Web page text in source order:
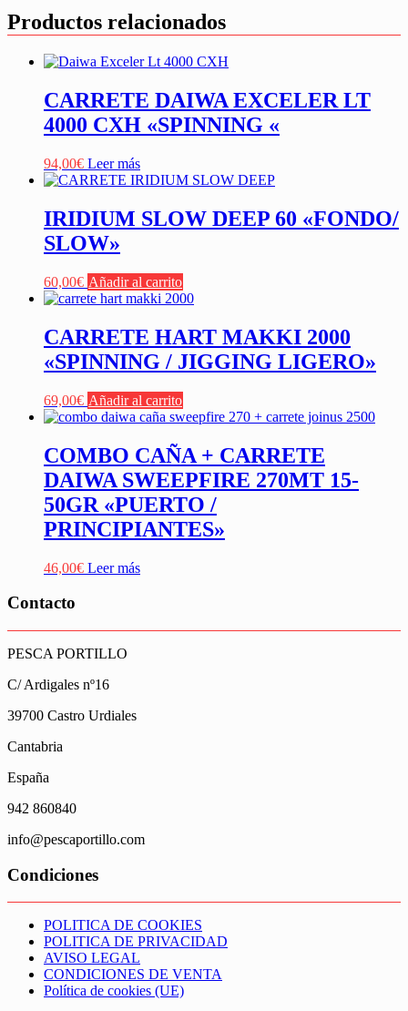
Productos relacionados
CARRETE DAIWA EXCELER LT
4000 CXH «SPINNING «
94,00€ Leer más
IRIDIUM SLOW DEEP 60 «FONDO/
SLOW»
60,00€ Añadir al carrito
CARRETE HART MAKKI 2000
«SPINNING / JIGGING LIGERO»
69,00€ Añadir al carrito
COMBO CAÑA + CARRETE
DAIWA SWEEPFIRE 270MT 15-
50GR «PUERTO /
PRINCIPIANTES»
46,00€ Leer más
Contacto
PESCA PORTILLO
C/ Ardigales nº16
39700 Castro Urdiales
Cantabria
España
942 860840
info@pescaportillo.com
Condiciones
POLITICA DE COOKIES
POLITICA DE PRIVACIDAD
AVISO LEGAL
CONDICIONES DE VENTA
Política de cookies (UE)